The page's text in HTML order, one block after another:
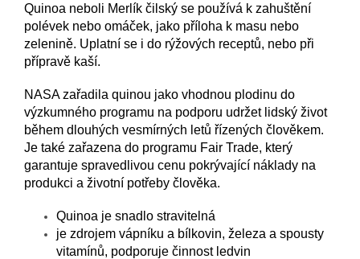
Quinoa neboli Merlík čilský se používá k zahuštění
polévek nebo omáček, jako příloha k masu nebo
zelenině. Uplatní se i do rýžových receptů, nebo při
přípravě kaší.
NASA zařadila quinou jako vhodnou plodinu do
výzkumného programu na podporu udržet lidský život
během dlouhých vesmírných letů řízených člověkem.
Je také zařazena do programu Fair Trade, který
garantuje spravedlivou cenu pokrývající náklady na
produkci a životní potřeby člověka.
Quinoa je snadlo stravitelná
je zdrojem vápníku a bílkovin, železa a spousty
vitamínů, podporuje činnost ledvin